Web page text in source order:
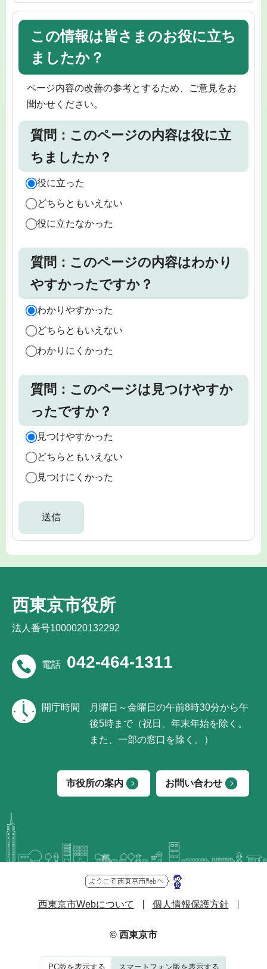
この情報は皆さまのお役に立ち
ましたか？
ページ内容の改善の参考とするため、ご意見をお
聞かせください。
質問：このページの内容は役に立
ちましたか？
役に立った
どちらともいえない
役に立たなかった
質問：このページの内容はわかり
やすかったですか？
わかりやすかった
どちらともいえない
わかりにくかった
質問：このページは見つけやすか
ったですか？
見つけやすかった
どちらともいえない
見つけにくかった
西東京市役所
法人番号1000020132292
電話 042-464-1311
開庁時間
月曜日～金曜日の午前8時30分から午
後5時まで（祝日、年末年始を除く。
また、一部の窓口を除く。）
市役所の案内 お問い合わせ
西東京市Webについて 個人情報保護方針
© 西東京市
PC版を表示する スマートフォン版を表示する